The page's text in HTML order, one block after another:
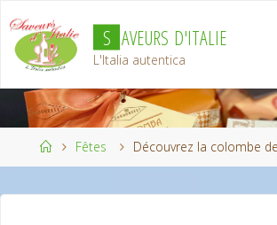
au
contenu
S AVEURS D'ITAL IE
L'Italia autentica
AccueilFêtes Découvrez la colombe